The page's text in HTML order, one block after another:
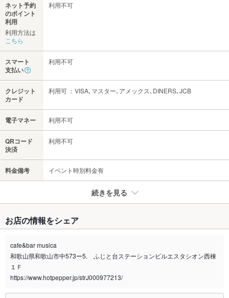
ネット予約
のポイント
利用
利用方法は
こちら
利用不可
スマート
支払い
利用不可
クレジット
カード
利用可 ：VISA､マスター､アメックス､DINERS､JCB
電子マネー 利用不可
QRコード
決済
利用不可
料金備考 イベント時別料金有
続きを見る
禁煙・喫煙 分煙
※2020年4月1日～受動喫煙対策に関する法律が施行されています。正しい情報はお店へお問い
合わせください。
お席
総席数
お店の情報をシェア
cafe&bar musica
和歌山県和歌山市中573ー5. ふじと台ステーションビルエスタシオン西棟
１Ｆ
https://www.hotpepper.jp/strJ000977213/